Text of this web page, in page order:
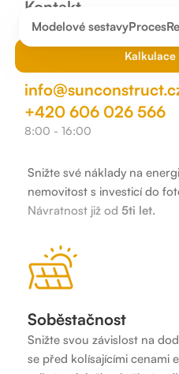
Kontakt
Kalkulace
+420 606 026 566
8:00 - 16:00
Modelové sestavyProces
Snižte své náklady na
nemovitost s investicí do
Návratnost již od 5ti let.
Soběstačnost
Snižte svou závislost na
se před kolísajícími cenami